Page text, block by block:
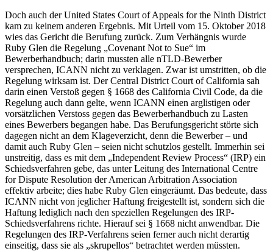
Doch auch der United States Court of Appeals for the Ninth District
kam zu keinem anderen Ergebnis. Mit Urteil vom 15. Oktober 2018
wies das Gericht die Berufung zurück. Zum Verhängnis wurde
Ruby Glen die Regelung „Covenant Not to Sue“ im
Bewerberhandbuch; darin mussten alle nTLD-Bewerber
versprechen, ICANN nicht zu verklagen. Zwar ist umstritten, ob die
Regelung wirksam ist. Der Central District Court of California sah
darin einen Verstoß gegen § 1668 des California Civil Code, da die
Regelung auch dann gelte, wenn ICANN einen arglistigen oder
vorsätzlichen Verstoss gegen das Bewerberhandbuch zu Lasten
eines Bewerbers begangen habe. Das Berufungsgericht störte sich
dagegen nicht an dem Klageverzicht, denn die Bewerber – und
damit auch Ruby Glen – seien nicht schutzlos gestellt. Immerhin sei
unstreitig, dass es mit dem „Independent Review Process“ (IRP) ein
Schiedsverfahren gebe, das unter Leitung des International Centre
for Dispute Resolution der American Arbitration Association
effektiv arbeite; dies habe Ruby Glen eingeräumt. Das bedeute, dass
ICANN nicht von jeglicher Haftung freigestellt ist, sondern sich die
Haftung lediglich nach den speziellen Regelungen des IRP-
Schiedsverfahrens richte. Hierauf sei § 1668 nicht anwendbar. Die
Regelungen des IRP-Verfahrens seien ferner auch nicht derartig
einseitig, dass sie als „skrupellos“ betrachtet werden müssten.